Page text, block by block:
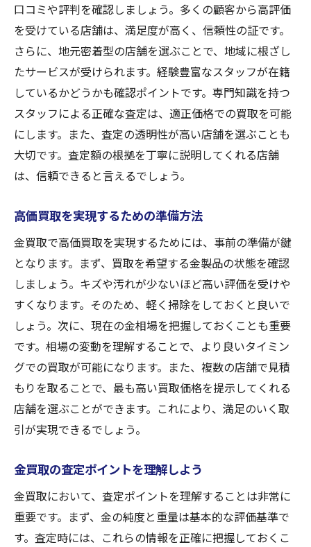
入間市での金買取の安全性を高める
金買取を入間市で成功させるポイント
高評価の買取業者を見つけるコツ
金買取の成功を左右する要因とは
査定額を最大化するための準備
トラブルを避けるための注意点
入間市で金買取を有利にする方法
成功事例から学ぶ買取の秘訣
ストレスフリーな買取体験の秘訣
迅速な買取を実現するための手順
スムーズな買取のための事前準備
入間市での買取を円滑に進める方法
買取の流れを把握する重要性
迅速な対応が可能な店舗の選び方
金買取を入間市で賢く選ぶ方法
賢い店舗選びで得られるメリット
入間市での金買取店を選ぶコツ
選択肢が多い中での正しい判断
金買取店の特徴を理解する重要性
入間市での最適な買取選択肢
入間市で金買取を上手に活用するには
口コミや評判を確認しましょう。多くの顧客から高評価
を受けている店舗は、満足度が高く、信頼性の証です。
さらに、地元密着型の店舗を選ぶことで、地域に根ざし
たサービスが受けられます。経験豊富なスタッフが在籍
しているかどうかも確認ポイントです。専門知識を持つ
スタッフによる正確な査定は、適正価格での買取を可能
にします。また、査定の透明性が高い店舗を選ぶことも
大切です。査定額の根拠を丁寧に説明してくれる店舗
は、信頼できると言えるでしょう。
高価買取を実現するための準備方法
金買取で高価買取を実現するためには、事前の準備が鍵
となります。まず、買取を希望する金製品の状態を確認
しましょう。キズや汚れが少ないほど高い評価を受けや
すくなります。そのため、軽く掃除をしておくと良いで
しょう。次に、現在の金相場を把握しておくことも重要
です。相場の変動を理解することで、より良いタイミン
グでの買取が可能になります。また、複数の店舗で見積
もりを取ることで、最も高い買取価格を提示してくれる
店舗を選ぶことができます。これにより、満足のいく取
引が実現できるでしょう。
金買取の査定ポイントを理解しよう
金買取において、査定ポイントを理解することは非常に
重要です。まず、金の純度と重量は基本的な評価基準で
す。査定時には、これらの情報を正確に把握しておくこ